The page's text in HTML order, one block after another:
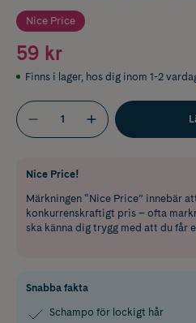
Nice Price
59 kr
Finns i lager, hos dig inom 1-2
Nice Price!
Märkningen “Nice Price” innebär
konkurrenskraftigt pris – ofta
ska känna dig trygg med att du får
Snabba fakta
Schampo för lockigt hår